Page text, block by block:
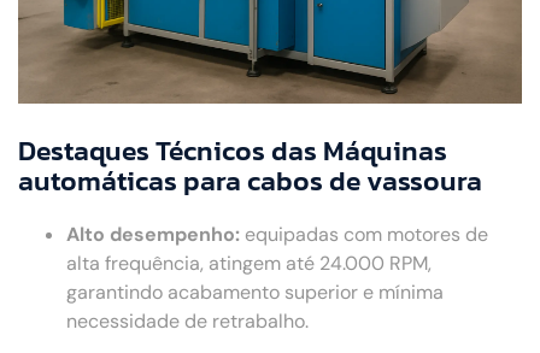
Destaques Técnicos das Máquinas
automáticas para cabos de vassoura
Alto desempenho: equipadas com motores de
alta frequência, atingem até 24.000 RPM,
garantindo acabamento superior e mínima
necessidade de retrabalho.